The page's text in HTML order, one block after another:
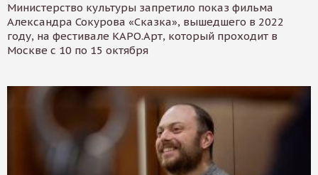
Министерство культуры запретило показ фильма
Александра Сокурова «Сказка», вышедшего в 2022
году, на фестивале КАРО.Арт, который проходит в
Москве с 10 по 15 октября